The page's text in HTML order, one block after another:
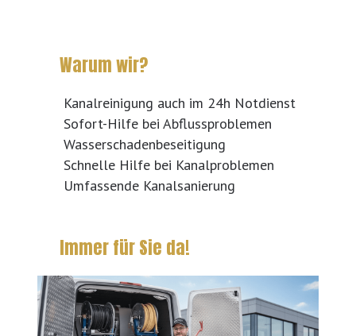
Warum wir?
Kanalreinigung auch im 24h Notdienst
Sofort-Hilfe bei Abflussproblemen
Wasserschadenbeseitigung
Schnelle Hilfe bei Kanalproblemen
Umfassende Kanalsanierung
Immer für Sie da!